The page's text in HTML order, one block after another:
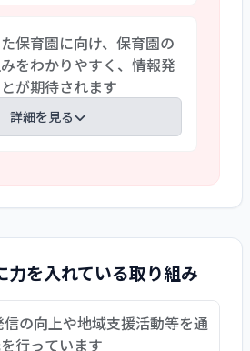
目標には、課題も伺われま
に、2025年度以降の５ヶ
画を更新し、単年度の組
し、達成状況を具体的に
をしていくことが期待さ
た玩具や空間が確保され
では手先の玩具や這う・伝
安全に全身を活用できる空
います。幼児クラスは色、
合わせ等が掲示されてい
心や想像力を促せる環境と
ほか、幼児クラスは1週
。保育園の幼児クラスの特
を大切にし、子どもが主
過ごせる環境作り、さらな
す。
保育園に向け、保育園の
をわかりやすく、情報発
が期待されます
詳細を見る
見つけよう、冬の自然体
庭を対象としたようこそ
ーブー等を定期的に実施し
際、離乳食講座や育児相談
ます。また、近隣の公園へ
力を入れている取り組み
の向上や地域支援活動等を通
行っています